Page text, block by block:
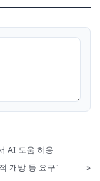
AI 도움 허용
개방 등 요구"
»